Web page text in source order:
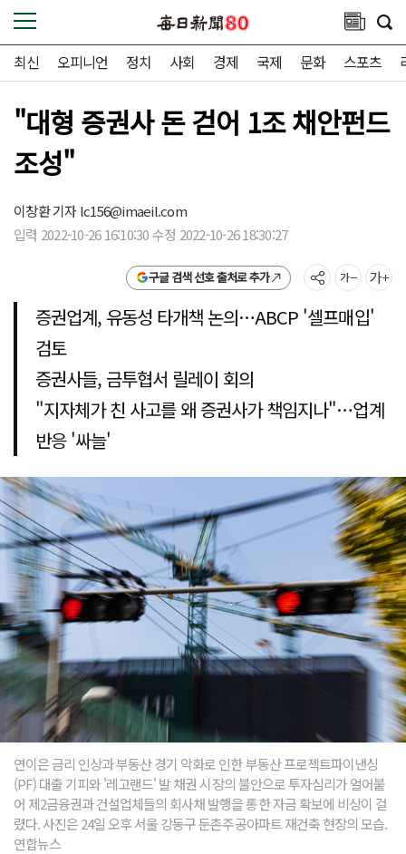
최신 오피니언 정치 사회 경제 국제 문화 스포츠
"대형 증권사 돈 걷어 1조 채안펀드
조성"
이창환 기자lc156@imaeil.com
입력 2022-10-26 16:10:30 수정 2022-10-26 18:30:27
구글 검색 선호 출처로 추가
증권업계, 유동성 타개책 논의…ABCP '셀프매입'
검토
증권사들, 금투협서 릴레이 회의
"지자체가 친 사고를 왜 증권사가 책임지나"…업계
반응 '싸늘'
연이은 금리 인상과 부동산 경기 악화로 인한 부동산 프로젝트파이낸싱
(PF) 대출 기피와 '레고랜드' 발 채권 시장의 불안으로 투자심리가 얼어붙
어 제2금융권과 건설업체들의 회사채 발행을 통한 자금 확보에 비상이 걸
렸다. 사진은 24일 오후 서울 강동구 둔촌주공아파트 재건축 현장의 모습.
연합뉴스